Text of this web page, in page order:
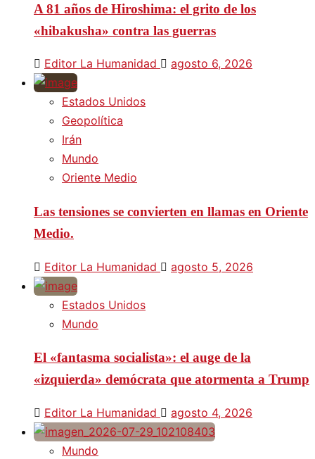
A 81 años de Hiroshima: el grito de los
«hibakusha» contra las guerras
Editor La Humanidad agosto 6, 2026
Estados Unidos
Geopolítica
Irán
Mundo
Oriente Medio
Las tensiones se convierten en llamas en Oriente
Medio.
Editor La Humanidad agosto 5, 2026
Estados Unidos
Mundo
El «fantasma socialista»: el auge de la
«izquierda» demócrata que atormenta a Trump
Editor La Humanidad agosto 4, 2026
Mundo